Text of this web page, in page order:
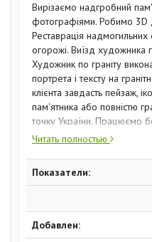
Вирізаємо надгробний
фотографіями. Робимо 3D
Реставрація
огорожі. Виїзд художника
Художник по граніту
портрета і тексту на
клієнта завдасть пейзаж,
пам'ятника або повністю
точку України. Працюємо
Читать полностью
Показатели:
Добавлен: